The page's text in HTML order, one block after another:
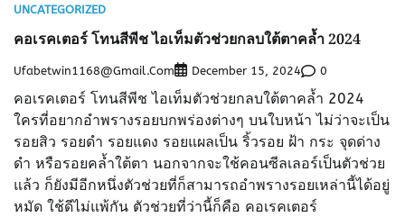
UNCATEGORIZED
คอเรคเตอร์ โทนสีพีช ไอเท็มตัวช่วยกลบใต้ตาคล้ำ 2024
Ufabetwin1168@gmail.com December 15, 2024 0
คอเรคเตอร์ โทนสีพีช ไอเท็มตัวช่วยกลบใต้ตาคล้ำ 2024
ใครที่อยากอำพรางรอยบกพร่องต่างๆ บนใบหน้า ไม่ว่าจะเป็น
รอยสิว รอยดำ รอยแดง รอยแผลเป็น ริ้วรอย ฝ้า กระ จุดด่าง
ดำ หรือรอยคล้ำใต้ตา นอกจากจะใช้คอนซีลเลอร์เป็นตัวช่วย
แล้ว ก็ยังมีอีกหนึ่งตัวช่วยที่ก็สามารถอำพรางรอยเหล่านี้ได้อยู่
หมัด ใช้ดีไม่แพ้กัน ตัวช่วยที่ว่านี้ก็คือ คอเรคเตอร์